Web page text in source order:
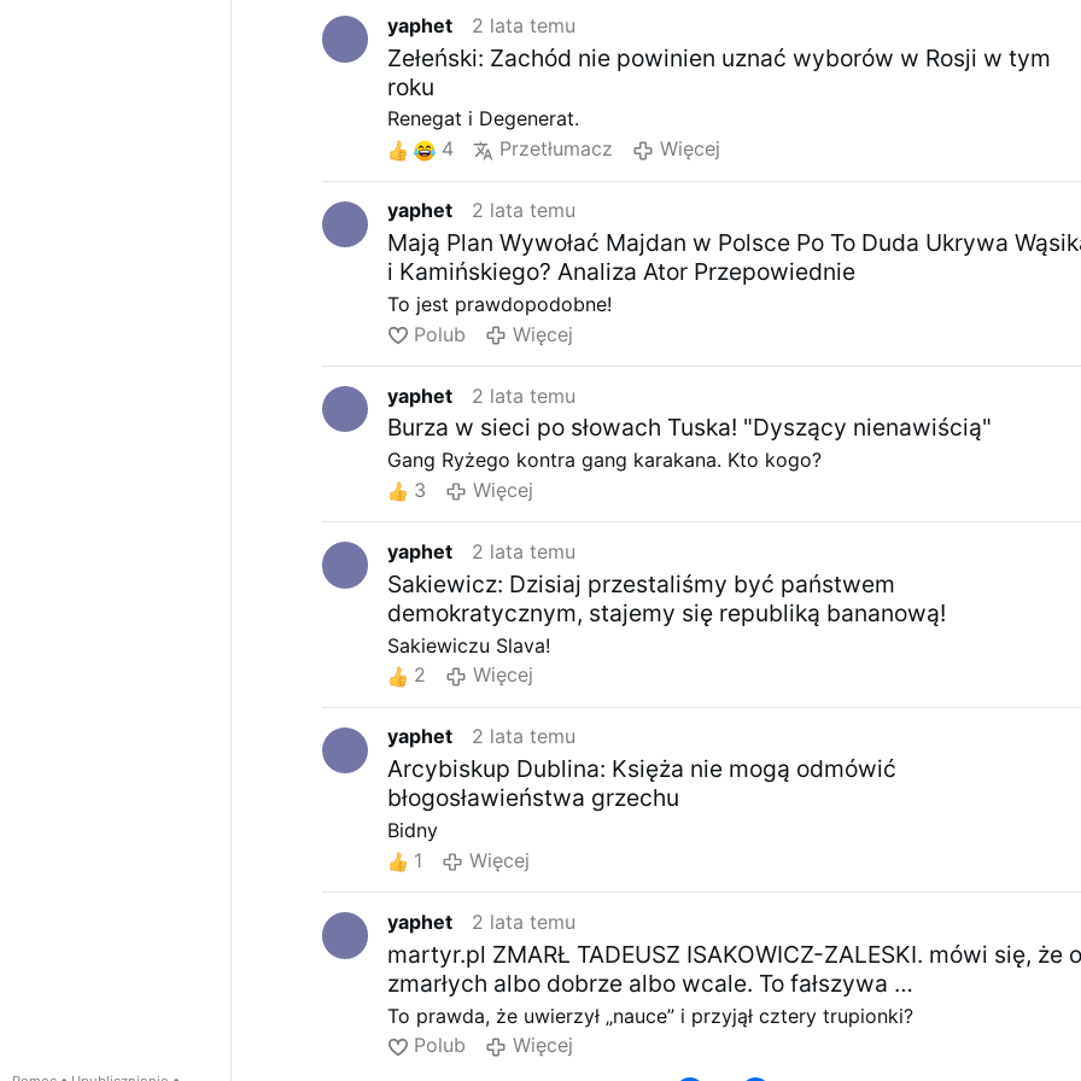
yaphet 2 lata temu
Zełeński: Zachód nie powinien uznać wyborów w Rosji w tym
roku
Renegat i Degenerat.
4
Przetłumacz Więcej
yaphet 2 lata temu
Mają Plan Wywołać Majdan w Polsce Po To Duda Ukrywa
i Kamińskiego? Analiza Ator Przepowiednie
To jest prawdopodobne!
Polub
Więcej
yaphet 2 lata temu
Burza w sieci po słowach Tuska! "Dyszący nienawiścią"
Gang Ryżego kontra gang karakana. Kto kogo?
3
Więcej
yaphet 2 lata temu
Sakiewicz: Dzisiaj przestaliśmy być państwem
demokratycznym, stajemy się republiką bananową!
Sakiewiczu Slava!
2
Więcej
yaphet 2 lata temu
Arcybiskup Dublina: Księża nie mogą odmówić
błogosławieństwa grzechu
Bidny
1
Więcej
yaphet 2 lata temu
martyr.pl ZMARŁ TADEUSZ ISAKOWICZ-ZALESKI. mówi się, że
zmarłych albo dobrze albo wcale. To fałszywa …
To prawda, że uwierzył „nauce” i przyjął cztery trupionki?
Polub
Więcej